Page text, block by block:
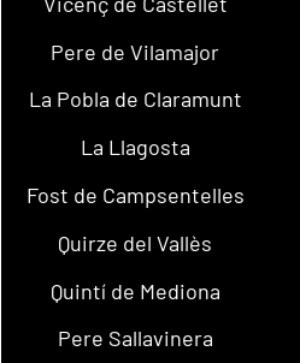
Pere de Vilamajor
La Pobla de Claramunt
La Llagosta
Fost de Campsentelles
Quirze del Vallès
Quintí de Mediona
Pere Sallavinera